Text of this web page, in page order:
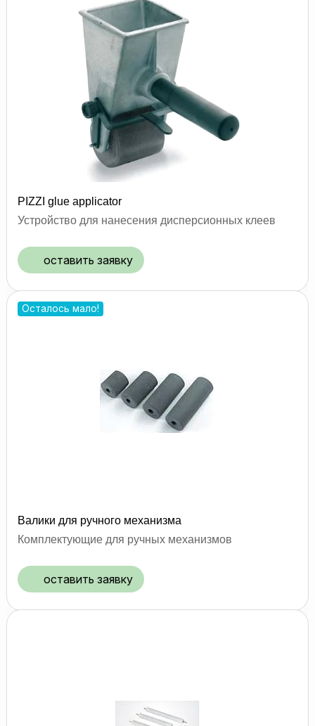
PIZZI glue applicator
Устройство для нанесения дисперсионных клеев
оставить заявку
Осталось мало!
Валики для ручного механизма
Комплектующие для ручных механизмов
оставить заявку